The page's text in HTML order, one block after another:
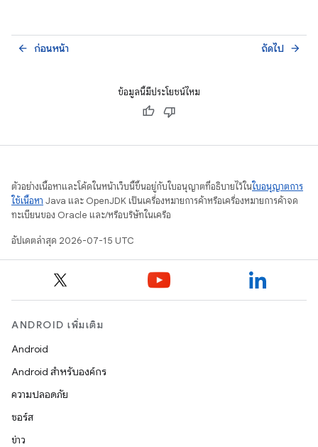
ก่อนหน้า
arrow_back ถัดไป arrow_forward
ข้อมูลนี้มีประโยชน์ไหม
ตัวอย่างเนื้อหาและโค้ดในหน้าเว็บนี้ขึ้นอยู่กับใบอนุญาตที่อธิบายไว้ในใบอนุญาตการ
ใช้เนื้อหา Java และ OpenJDK เป็นเครื่องหมายการค้าหรือเครื่องหมายการค้าจด
ทะเบียนของ Oracle และ/หรือบริษัทในเครือ
อัปเดตล่าสุด 2026-07-15 UTC
ANDROID เพิ่มเติม
Android
Android สำหรับองค์กร
ความปลอดภัย
ซอร์ส
ข่าว